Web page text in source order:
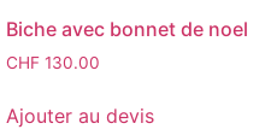
Biche avec bonnet de noel
CHF130.00
Ajouter au devis